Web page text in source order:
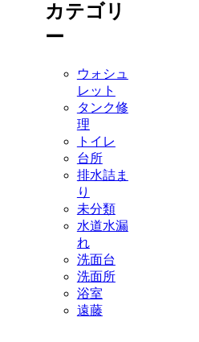
カテゴリ
ー
ウォシュ
レット
タンク修
理
トイレ
台所
排水詰ま
り
未分類
水道水漏
れ
洗面台
洗面所
浴室
遠藤